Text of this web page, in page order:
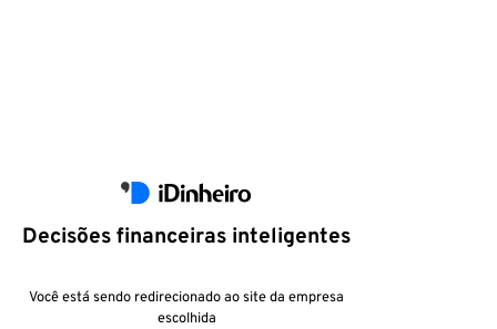
Decisões financeiras inteligentes
Você está sendo redirecionado ao site da empresa
escolhida